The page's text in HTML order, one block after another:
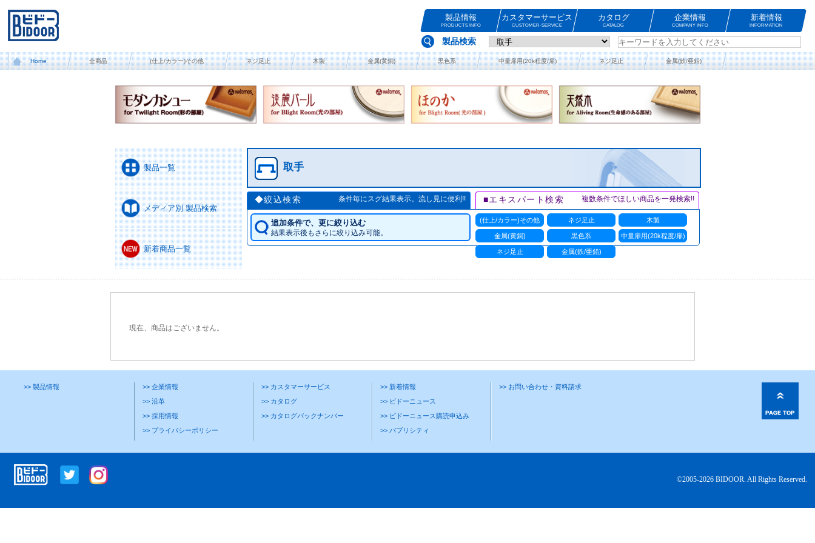
製品情報
PRODUCTS INFO
カスタマーサービス
CUSTOMER-SERVICE
カタログ
CATALOG
企業情報
COMPANY INFO
新着情報
INFORMATION
製品検索
Home 全商品 (仕上/カラー)その他 ネジ足止 木製 金属(黄銅) 黒色系 中量扉用(20k程度/扉) ネジ足止 金属(鉄/亜鉛)
取手
製品一覧
メディア別 製品検索
新着商品一覧
◆絞込検索 条件毎にスグ結果表示。流し見に便利!! ■エキスパート検索 複数条件でほしい商品を一発検索!!
追加条件で、更に絞り込む
結果表示後もさらに絞り込み可能。
(仕上/カラー)その他 ネジ足止 木製
金属(黄銅) 黒色系 中量扉用(20k程度/扉)
ネジ足止 金属(鉄/亜鉛)
現在、商品はございません。
>> 製品情報
>> 企業情報
>> 沿革
>> 採用情報
>> プライバシーポリシー
>> カスタマーサービス
>> カタログ
>> カタログバックナンバー
>> 新着情報
>> ビドーニュース
>> ビドーニュース購読申込み
>> パブリシティ
>> お問い合わせ・資料請求
©2005-2026 BIDOOR. All Rights Reserved.